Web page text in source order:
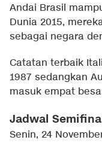
Andai Brasil
Dunia 2015,
sebagai negara
Catatan terbaik
1987 sedangkan
masuk empat
Jadwal
Senin, 24